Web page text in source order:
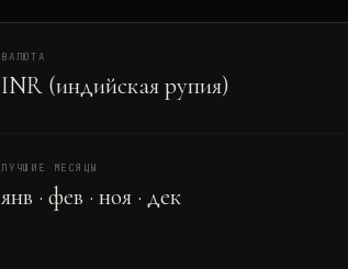
ВАЛЮТА
INR (индийская рупия)
ЛУЧШИЕ МЕСЯЦЫ
янв · фев · ноя · дек